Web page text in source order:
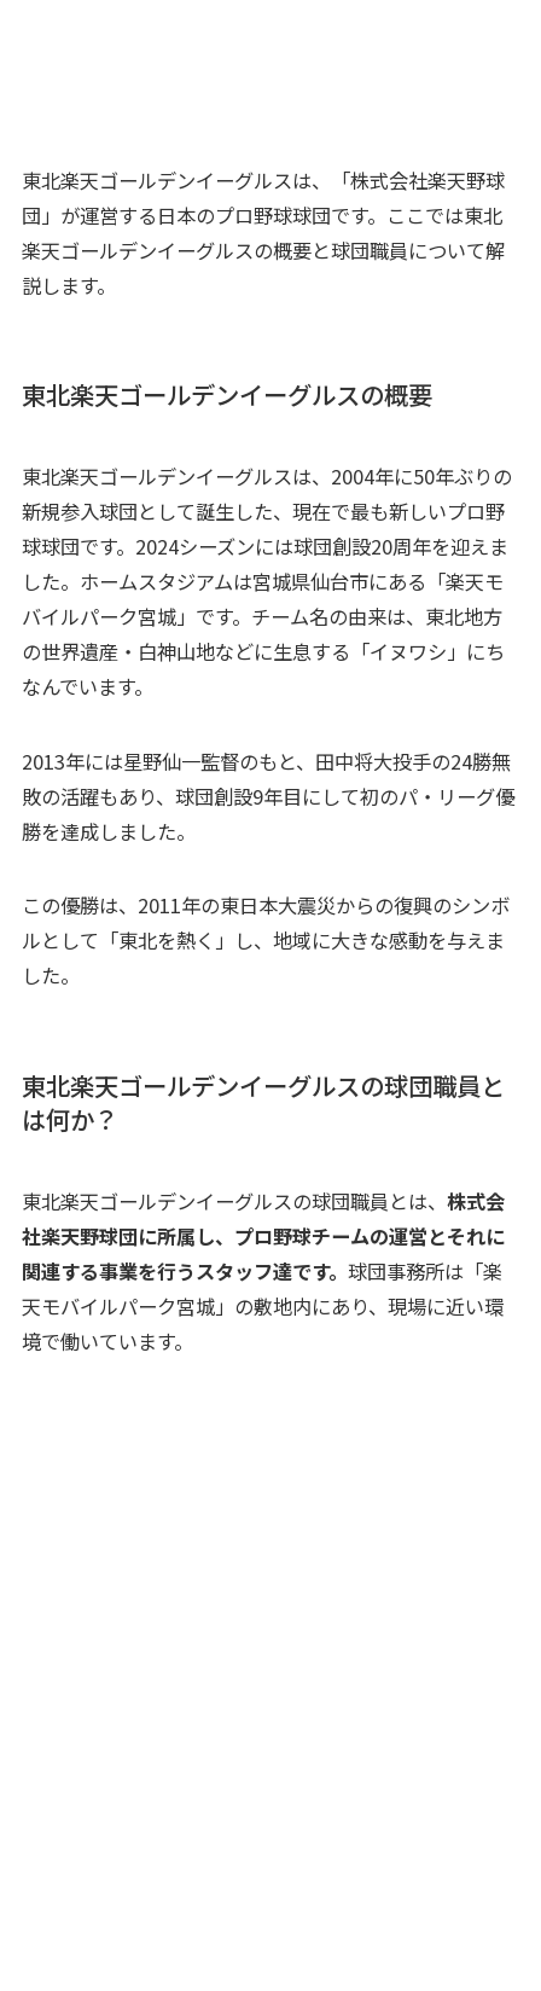
東北楽天ゴールデンイーグルスは、「株式会社楽天野球
団」が運営する日本のプロ野球球団です。ここでは東北
楽天ゴールデンイーグルスの概要と球団職員について解
説します。
東北楽天ゴールデンイーグルスの概要
東北楽天ゴールデンイーグルスは、2004年に50年ぶりの
新規参入球団として誕生した、現在で最も新しいプロ野
球球団です。2024シーズンには球団創設20周年を迎えま
した。ホームスタジアムは宮城県仙台市にある「楽天モ
バイルパーク宮城」です。チーム名の由来は、東北地方
の世界遺産・白神山地などに生息する「イヌワシ」にち
なんでいます。
2013年には星野仙一監督のもと、田中将大投手の24勝無
敗の活躍もあり、球団創設9年目にして初のパ・リーグ優
勝を達成しました。
この優勝は、2011年の東日本大震災からの復興のシンボ
ルとして「東北を熱く」し、地域に大きな感動を与えま
した。
東北楽天ゴールデンイーグルスの球団職員と
は何か？
東北楽天ゴールデンイーグルスの球団職員とは、 株式会
社楽天野球団に所属し、プロ野球チームの運営とそれに
関連する事業を行うスタッフ達です。 球団事務所は「楽
天モバイルパーク宮城」の敷地内にあり、現場に近い環
境で働いています。